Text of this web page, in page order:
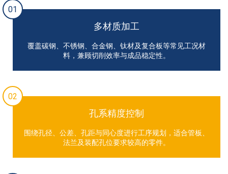
01
多材质加工
覆盖碳钢、不锈钢、合金钢、钛材及复合板等常见工况材
料，兼顾切削效率与成品稳定性。
02
孔系精度控制
围绕孔径、公差、孔距与同心度进行工序规划，适合管板、
法兰及装配孔位要求较高的零件。